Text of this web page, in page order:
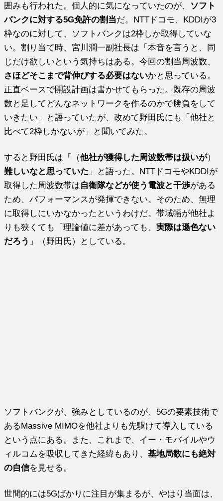
囲みも行われた。個人的に気になっていたのが、 ソフト
バンクに対する5G免許の割当だ。NTTドコモ、KDDIが3
枠なのに対して、ソフトバンクは2枠しか取得していな
い。割り当て時、宮川潤一副社長は「本音を言うと、同
じだけ欲しいという気持ちはある。今回の割当周波数、
さほどそこまで背伸びする必要はないかと思っている。
正直ベースで開設計画は書かせてもらった。既存の周波
数と足してどんなネットワークを作るのかで勝負をして
いきたい」と語っていたが、改めて野田氏にも「他社と
比べて2枠しかないが」と聞いてみた。
すると野田氏は「（他社が獲得した周波数帯は扱いが）
難しいなと思っていた 」と語った。NTTドコモやKDDIが
取得した周波数帯は自衛隊などが使う電波と干渉がある
ため、パフォーマンスが発揮できない。そのため、無理
に取得しにいかなかったというわけだ。帯域幅が他社よ
りも狭くても「理論値に差があっても、実際は遜色ない
だろう 」（野田氏）としている。
ソフトバンクが、強みとしているのが、5Gの要素技術で
あるMassive MIMOを他社よりも先駆けて導入している
という点にある。また、これまで、イー・モバイルやウ
ィルコムを吸収してきた経緯もあり、基地局数にも絶対
の自信を見せる。
世間的には5Gばかりに注目が集まるが、やはり当面は、